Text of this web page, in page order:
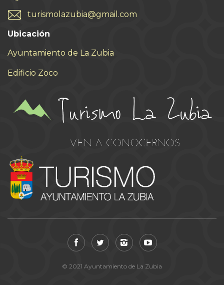
turismolazubia@gmail.com
Ubicación
Ayuntamiento de La Zubia
Edificio Zoco
© 2021 Ayuntamiento de La Zubia